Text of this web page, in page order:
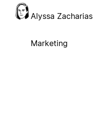
Alyssa Zacharias
Marketing